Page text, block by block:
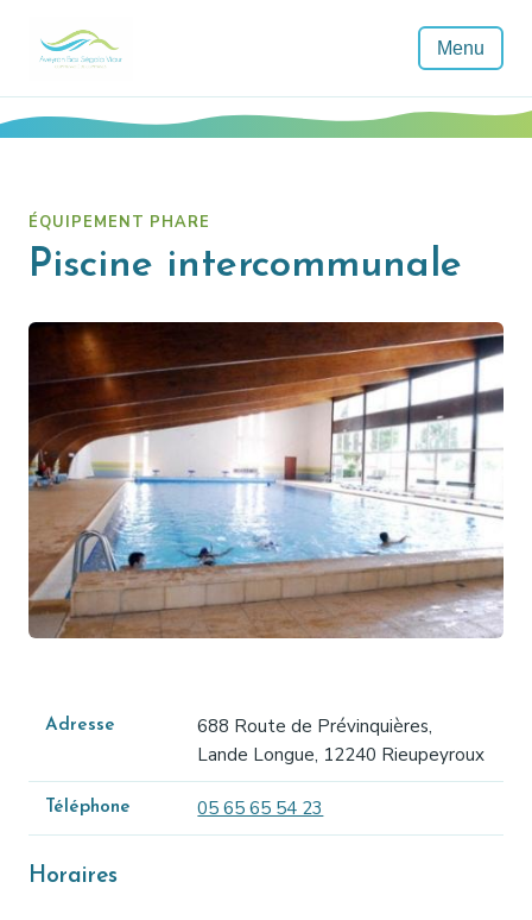
Menu
ÉQUIPEMENT PHARE
Piscine intercommunale
Adresse
688 Route de Prévinquières,
Lande Longue, 12240 Rieupeyroux
Téléphone 05 65 65 54 23
Horaires